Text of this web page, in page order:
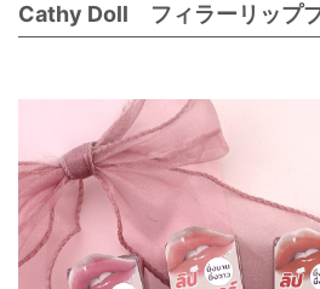
Cathy Doll フィラーリップ